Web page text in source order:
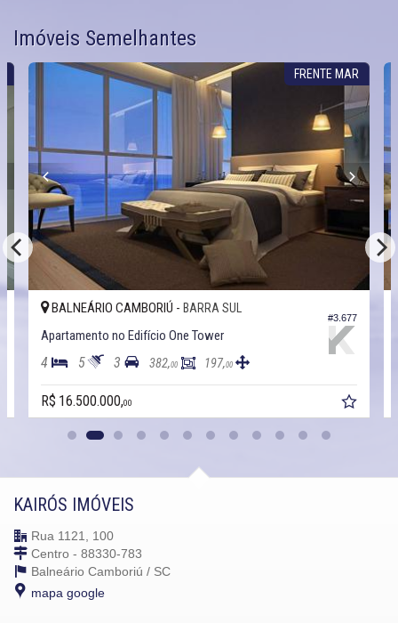
Imóveis Semelhantes
FRENTE MAR
#3.677
BALNEÁRIO CAMBORIÚ - BARRA SUL
Apartamento no Edifício One Tower
4 5 3 382,00 197,00
R$ 16.500.000,00
KAIRÓS IMÓVEIS
Rua 1121, 100
Centro - 88330-783
Balneário Camboriú / SC
mapa google